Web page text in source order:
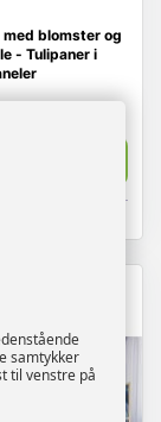
blomster og
- Tulipaner i
samtykker
til venstre på